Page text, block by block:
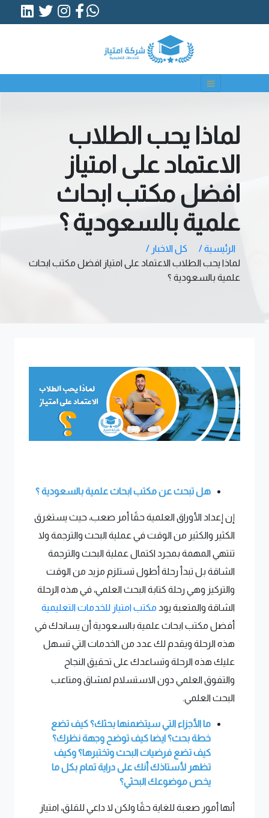
لماذا يحب الطلاب
الاعتماد على امتياز
افضل مكتب ابحاث
علمية بالسعودية ؟
الرئيسية /
كل الاخبار /
لماذا يحب الطلاب الاعتماد على امتياز افضل مكتب ابحاث
علمية بالسعودية ؟
هل تبحث عن مكتب ابحاث علمية بالسعودية ؟
إن إعداد الأوراق العلمية حقًا أمر صعب، حيث يستغرق
الكثير والكثير من الوقت في عملية البحث والترجمة ولا
تنتهي المهمة بمجرد اكتمال عملية البحث والترجمة
الشاقة بل تبدأ رحلة أطول تستلزم مزيد من الوقت
والتركيز وهي رحلة كتابة البحث العلمي، في هذه الرحلة
الشاقة والمتعبة يود مكتب امتياز للخدمات التعليمية
أفضل مكتب ابحاث علمية بالسعودية أن يساندك في
هذه الرحلة ويقدم لك عدد من الخدمات التي تسهل
عليك هذه الرحلة وتساعدك على تحقيق النجاح
والتفوق العلمي دون الاستسلام لمشاق ومتاعب
البحث العلمي.
ما الأجزاء التي سيتضمنها بحثك؟ كيف تضع
خطة بحث؟ ايضا كيف توضح وجهة نظرك؟
كيف تضع فرضيات البحث وتختبرها؟ وكيف
تظهر لأستاذك أنك على دراية تمام بكل ما
يخص موضوعك البحثي؟
أنها أمور صعبة للغاية حقًا ولكن لا داعي للقلق، امتياز